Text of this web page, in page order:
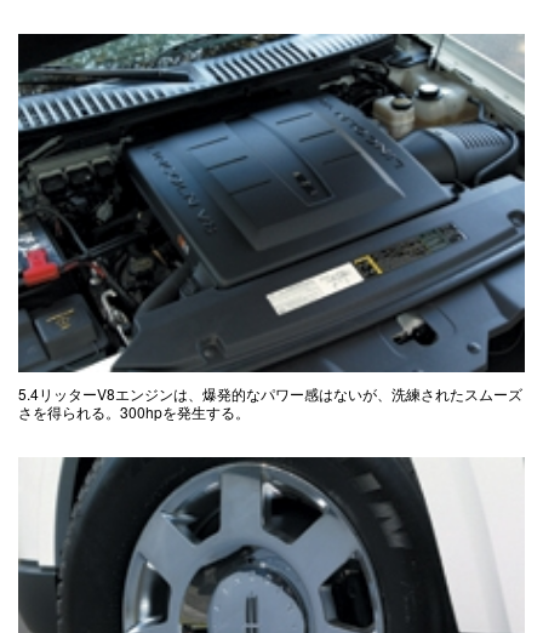
5.4リッターV8エンジンは、爆発的なパワー感はないが、洗練されたスムーズ
さを得られる。300hpを発生する。